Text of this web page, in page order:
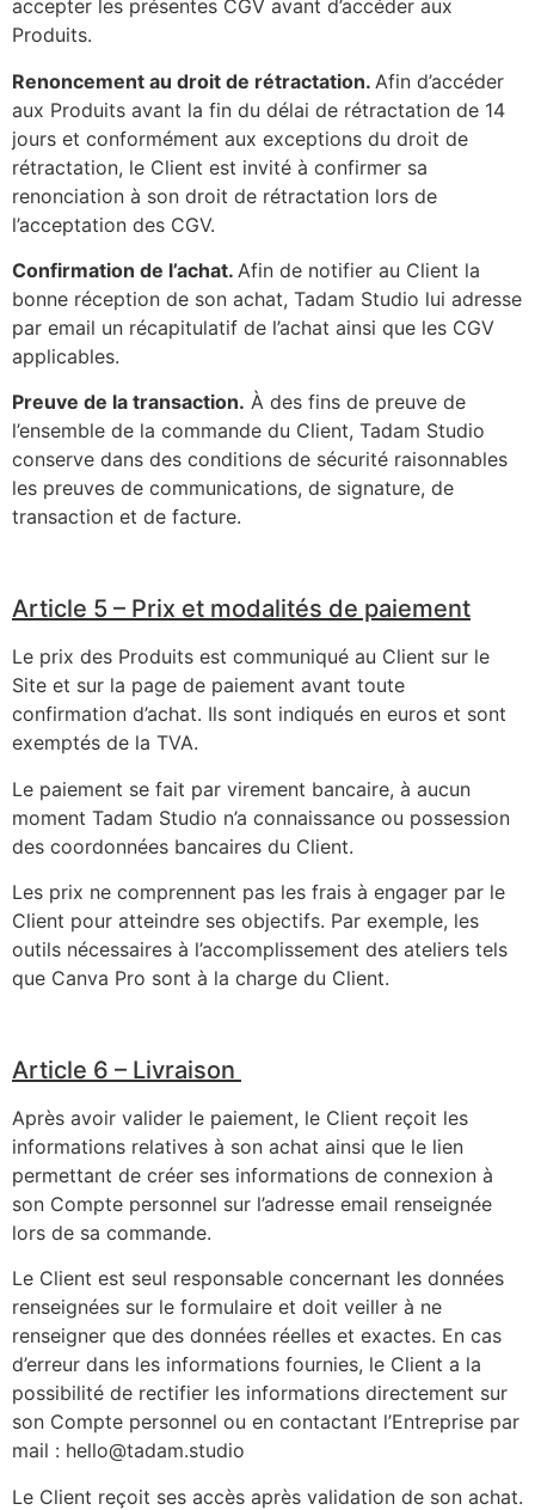
accepter les présentes CGV avant d’accéder aux
Produits.
Renoncement au droit de rétractation. Afin d’accéder
aux Produits avant la fin du délai de rétractation de 14
jours et conformément aux exceptions du droit de
rétractation, le Client est invité à confirmer sa
renonciation à son droit de rétractation lors de
l’acceptation des CGV.
Confirmation de l’achat. Afin de notifier au Client la
bonne réception de son achat, Tadam Studio lui adresse
par email un récapitulatif de l’achat ainsi que les CGV
applicables.
Preuve de la transaction. À des fins de preuve de
l’ensemble de la commande du Client, Tadam Studio
conserve dans des conditions de sécurité raisonnables
les preuves de communications, de signature, de
transaction et de facture.
Article 5 – Prix et modalités de paiement
Le prix des Produits est communiqué au Client sur le
Site et sur la page de paiement avant toute
confirmation d’achat. Ils sont indiqués en euros et sont
exemptés de la TVA.
Le paiement se fait par virement bancaire, à aucun
moment Tadam Studio n’a connaissance ou possession
des coordonnées bancaires du Client.
Les prix ne comprennent pas les frais à engager par le
Client pour atteindre ses objectifs. Par exemple, les
outils nécessaires à l’accomplissement des ateliers tels
que Canva Pro sont à la charge du Client.
Article 6 – Livraison
Après avoir valider le paiement, le Client reçoit les
informations relatives à son achat ainsi que le lien
permettant de créer ses informations de connexion à
son Compte personnel sur l’adresse email renseignée
lors de sa commande.
Le Client est seul responsable concernant les données
renseignées sur le formulaire et doit veiller à ne
renseigner que des données réelles et exactes. En cas
d’erreur dans les informations fournies, le Client a la
possibilité de rectifier les informations directement sur
son Compte personnel ou en contactant l’Entreprise par
mail : hello@tadam.studio
Le Client reçoit ses accès après validation de son achat.